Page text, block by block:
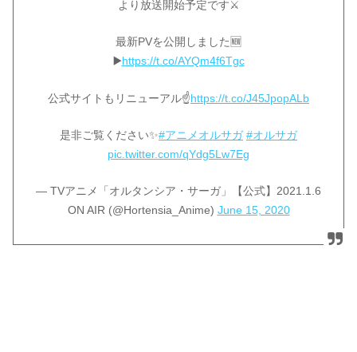
より放送開始予定です⚔️
最新PVを公開しました🆕
▶️https://t.co/AYQm4f6Tgc
公式サイトもリニューアル☝️https://t.co/J45JpopALb
是非ご覧ください✨#アニメオルサガ #オルサガ
pic.twitter.com/qYdg5Lw7Eg
— TVアニメ「オルタンシア・サーガ」【公式】2021.1.6
ON AIR (@Hortensia_Anime) June 15, 2020